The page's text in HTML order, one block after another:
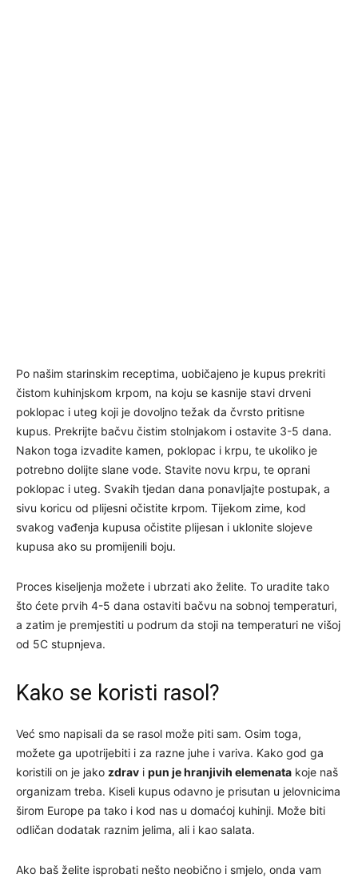
Po našim starinskim receptima, uobičajeno je kupus prekriti
čistom kuhinjskom krpom, na koju se kasnije stavi drveni
poklopac i uteg koji je dovoljno težak da čvrsto pritisne
kupus. Prekrijte bačvu čistim stolnjakom i ostavite 3-5 dana.
Nakon toga izvadite kamen, poklopac i krpu, te ukoliko je
potrebno dolijte slane vode. Stavite novu krpu, te oprani
poklopac i uteg. Svakih tjedan dana ponavljajte postupak, a
sivu koricu od plijesni očistite krpom. Tijekom zime, kod
svakog vađenja kupusa očistite plijesan i uklonite slojeve
kupusa ako su promijenili boju.
Proces kiseljenja možete i ubrzati ako želite. To uradite tako
što ćete prvih 4-5 dana ostaviti bačvu na sobnoj temperaturi,
a zatim je premjestiti u podrum da stoji na temperaturi ne višoj
od 5C stupnjeva.
Kako se koristi rasol?
Već smo napisali da se rasol može piti sam. Osim toga,
možete ga upotrijebiti i za razne juhe i variva. Kako god ga
koristili on je jako zdrav i pun je hranjivih elemenata koje naš
organizam treba. Kiseli kupus odavno je prisutan u jelovnicima
širom Europe pa tako i kod nas u domaćoj kuhinji. Može biti
odličan dodatak raznim jelima, ali i kao salata.
Ako baš želite isprobati nešto neobično i smjelo, onda vam